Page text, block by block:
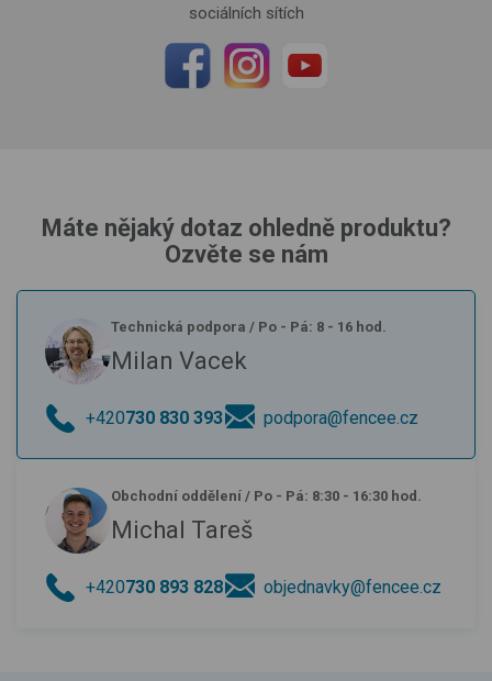
sociálních sítích
Máte nějaký dotaz ohledně produktu?
Ozvěte se nám
Technická podpora / Po - Pá: 8 - 16 hod.
Milan Vacek
+420730 830 393 podpora@fencee.cz
Obchodní oddělení / Po - Pá: 8:30 - 16:30 hod.
Michal Tareš
+420730 893 828 objednavky@fencee.cz